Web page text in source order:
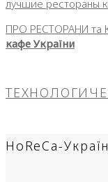
лучшие рестораны
ПРО РЕСТОРАНИ та
кафе України
HoReCa-